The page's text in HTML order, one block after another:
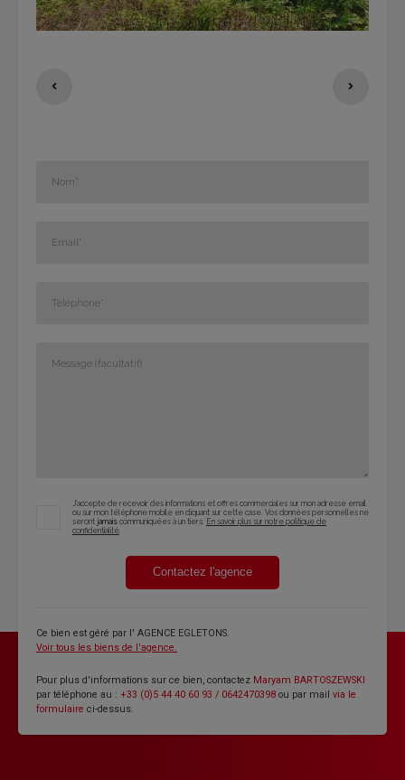
J'accepte de recevoir des informations et offres commerciales sur mon adresse email
ou sur mon téléphone mobile en cliquant sur cette case. Vos données personnelles ne
seront jamais communiquées à un tiers. En savoir plus sur notre politique de
confidentialité
Contactez l'agence
Ce bien est géré par l' AGENCE EGLETONS.
Voir tous les biens de l'agence.
Pour plus d'informations sur ce bien, contactez Maryam BARTOSZEWSKI
par téléphone au : +33 (0)5 44 40 60 93 / 0642470398 ou par mail via le
formulaire ci-dessus.